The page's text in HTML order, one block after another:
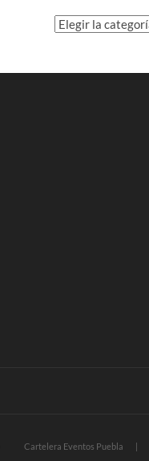
Categorías
Cartelera Eventos Puebla